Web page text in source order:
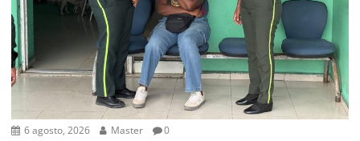
6 agosto, 2026 Master 0